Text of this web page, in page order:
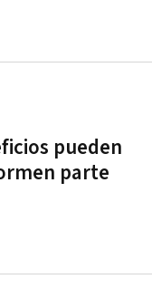
pueden
parte